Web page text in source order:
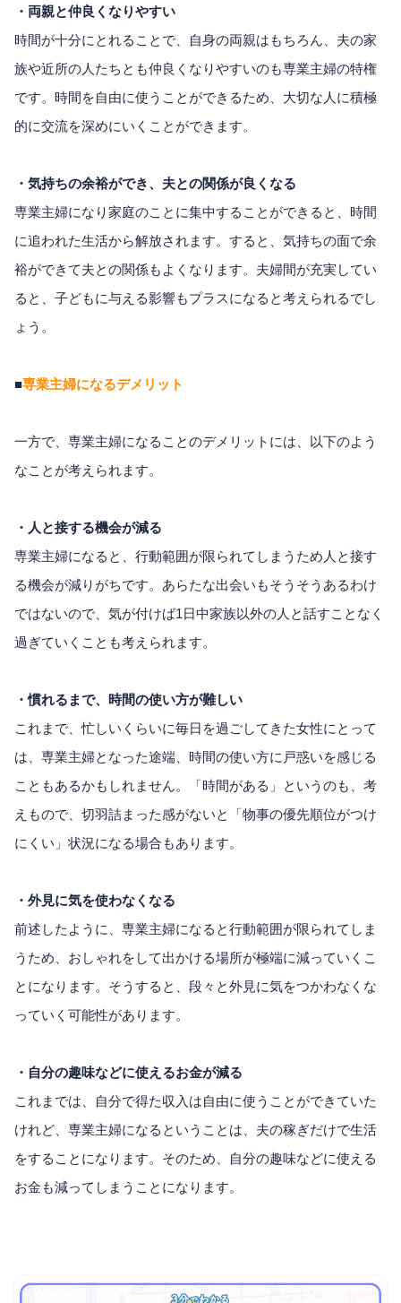
・両親と仲良くなりやすい
時間が十分にとれることで、自身の両親はもちろん、夫の家
族や近所の人たちとも仲良くなりやすいのも専業主婦の特権
です。時間を自由に使うことができるため、大切な人に積極
的に交流を深めにいくことができます。
・気持ちの余裕ができ、夫との関係が良くなる
専業主婦になり家庭のことに集中することができると、時間
に追われた生活から解放されます。すると、気持ちの面で余
裕ができて夫との関係もよくなります。夫婦間が充実してい
ると、子どもに与える影響もプラスになると考えられるでし
ょう。
■専業主婦になるデメリット
一方で、専業主婦になることのデメリットには、以下のよう
なことが考えられます。
・人と接する機会が減る
専業主婦になると、行動範囲が限られてしまうため人と接す
る機会が減りがちです。あらたな出会いもそうそうあるわけ
ではないので、気が付けば1日中家族以外の人と話すことなく
過ぎていくことも考えられます。
・慣れるまで、時間の使い方が難しい
これまで、忙しいくらいに毎日を過ごしてきた女性にとって
は、専業主婦となった途端、時間の使い方に戸惑いを感じる
こともあるかもしれません。「時間がある」というのも、考
えもので、切羽詰まった感がないと「物事の優先順位がつけ
にくい」状況になる場合もあります。
・外見に気を使わなくなる
前述したように、専業主婦になると行動範囲が限られてしま
うため、おしゃれをして出かける場所が極端に減っていくこ
とになります。そうすると、段々と外見に気をつかわなくな
っていく可能性があります。
・自分の趣味などに使えるお金が減る
これまでは、自分で得た収入は自由に使うことができていた
けれど、専業主婦になるということは、夫の稼ぎだけで生活
をすることになります。そのため、自分の趣味などに使える
お金も減ってしまうことになります。